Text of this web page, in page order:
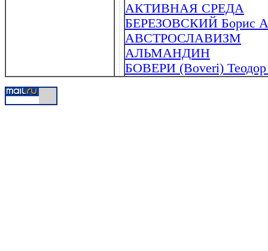
АКТИВНАЯ СРЕДА
БЕРЕЗОВСКИЙ Борис
АВСТРОСЛАВИЗМ
АЛЬМАНДИН
БОВЕРИ (Boveri) Теодор